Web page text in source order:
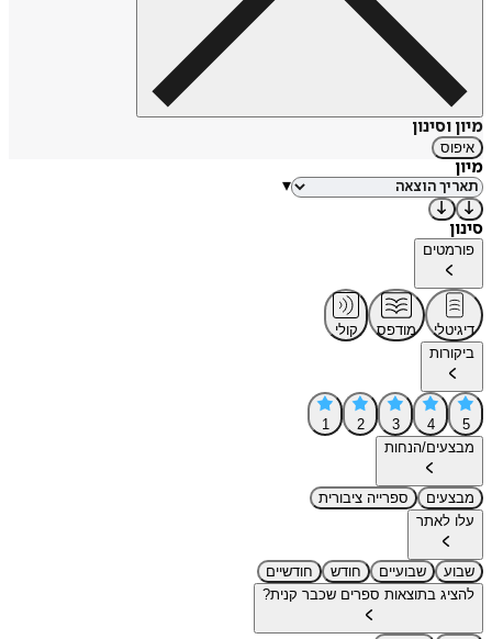
מיון וסינון
איפוס
מיון
▾
סינון
פורמטים
דיגיטלי מודפס
קולי
ביקורות
5
4
3
2
1
מבצעים/הנחות
מבצעים
ספרייה ציבורית
עלו לאתר
שבוע שבועיים חודש
חודשיים
להציג בתוצאות ספרים שכבר קנית?